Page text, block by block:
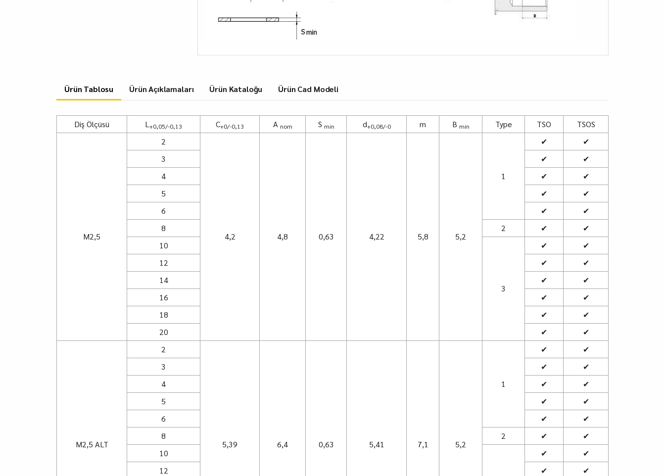
Ürün Tablosu Ürün Açıklamaları Ürün Kataloğu Ürün Cad Modeli
Diş Ölçüsü L +0,05/-0,13 C+0/-0,13 A nom S min d+0,08/-0 m B min Type TSO TSOS
M2,5
2
4,2 4,8 0,63 4,22 5,8 5,2
1
✔
✔
3
✔
✔
4
✔
✔
5
✔
✔
6
✔
✔
8
2 ✔
✔
10
3
✔
✔
12
✔
✔
14
✔
✔
16
✔
✔
18
✔
✔
20
✔ ✔
M2,5 ALT
2
5,39 6,4 0,63 5,41 7,1 5,2
1
✔
✔
3
✔
✔
4
✔
✔
5
✔
✔
6
✔
✔
8
2 ✔
✔
10
✔
✔
12
✔
✔